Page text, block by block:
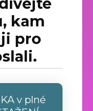
kam
pro
v plné